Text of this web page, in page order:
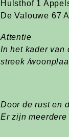
Hulsthof 1
De Valouwe 67
Attentie
In het kader
streek /
Door de rust en
Er zijn